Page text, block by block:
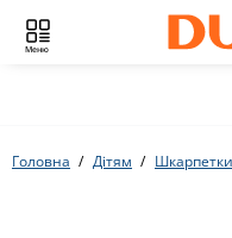
Меню
Головна Дітям